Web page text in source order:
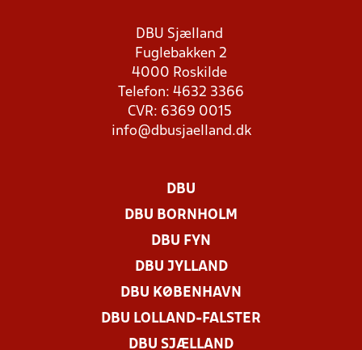
DBU Sjælland
Fuglebakken 2
4000 Roskilde
Telefon: 4632 3366
CVR: 6369 0015
info@dbusjaelland.dk
DBU
DBU BORNHOLM
DBU FYN
DBU JYLLAND
DBU KØBENHAVN
DBU LOLLAND-FALSTER
DBU SJÆLLAND